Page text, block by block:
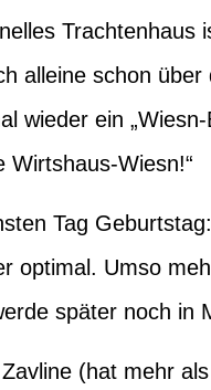
alleine schon
wieder ein
Wiesn!“
Tag
optimal. Umso
später noch in
(hat mehr